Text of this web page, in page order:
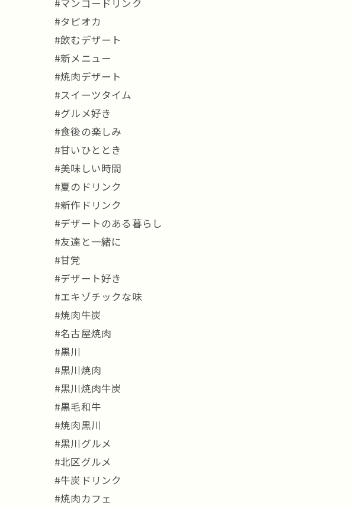
#マンゴードリンク
#タピオカ
#飲むデザート
#新メニュー
#焼肉デザート
#スイーツタイム
#グルメ好き
#食後の楽しみ
#甘いひととき
#美味しい時間
#夏のドリンク
#新作ドリンク
#デザートのある暮らし
#友達と一緒に
#甘党
#デザート好き
#エキゾチックな味
#焼肉牛炭
#名古屋焼肉
#黒川
#黒川焼肉
#黒川焼肉牛炭
#黒毛和牛
#焼肉黒川
#黒川グルメ
#北区グルメ
#牛炭ドリンク
#焼肉カフェ